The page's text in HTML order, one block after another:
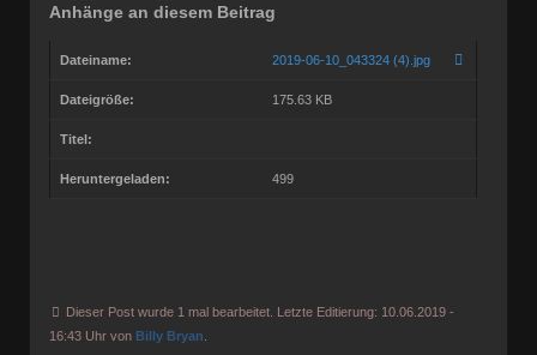
Anhänge an diesem Beitrag
Dateiname: 2019-06-10_043324 (4).jpg
Dateigröße: 175.63 KB
Titel:
Heruntergeladen: 499
Dieser Post wurde 1 mal bearbeitet. Letzte Editierung: 10.06.2019 -
16:43 Uhr von Billy Bryan